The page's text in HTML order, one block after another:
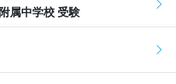
属中学校 受験